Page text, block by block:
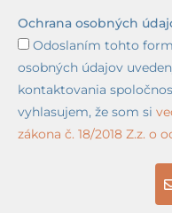
Ochrana osobných
Odoslaním tohto
osobných údajov
kontaktovania
vyhlasujem, že som si
zákona č. 18/2018 Z.z. o